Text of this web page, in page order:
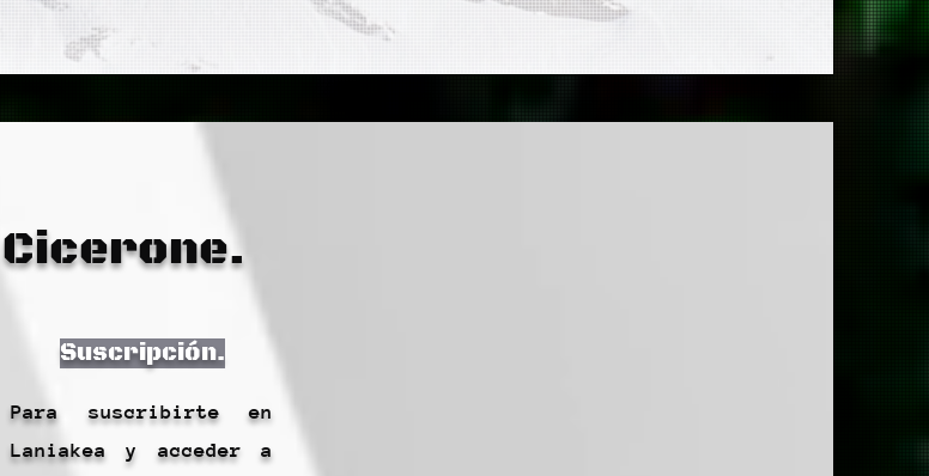
Cicerone.
Suscripción.
Para suscribirte en
Laniakea y acceder a